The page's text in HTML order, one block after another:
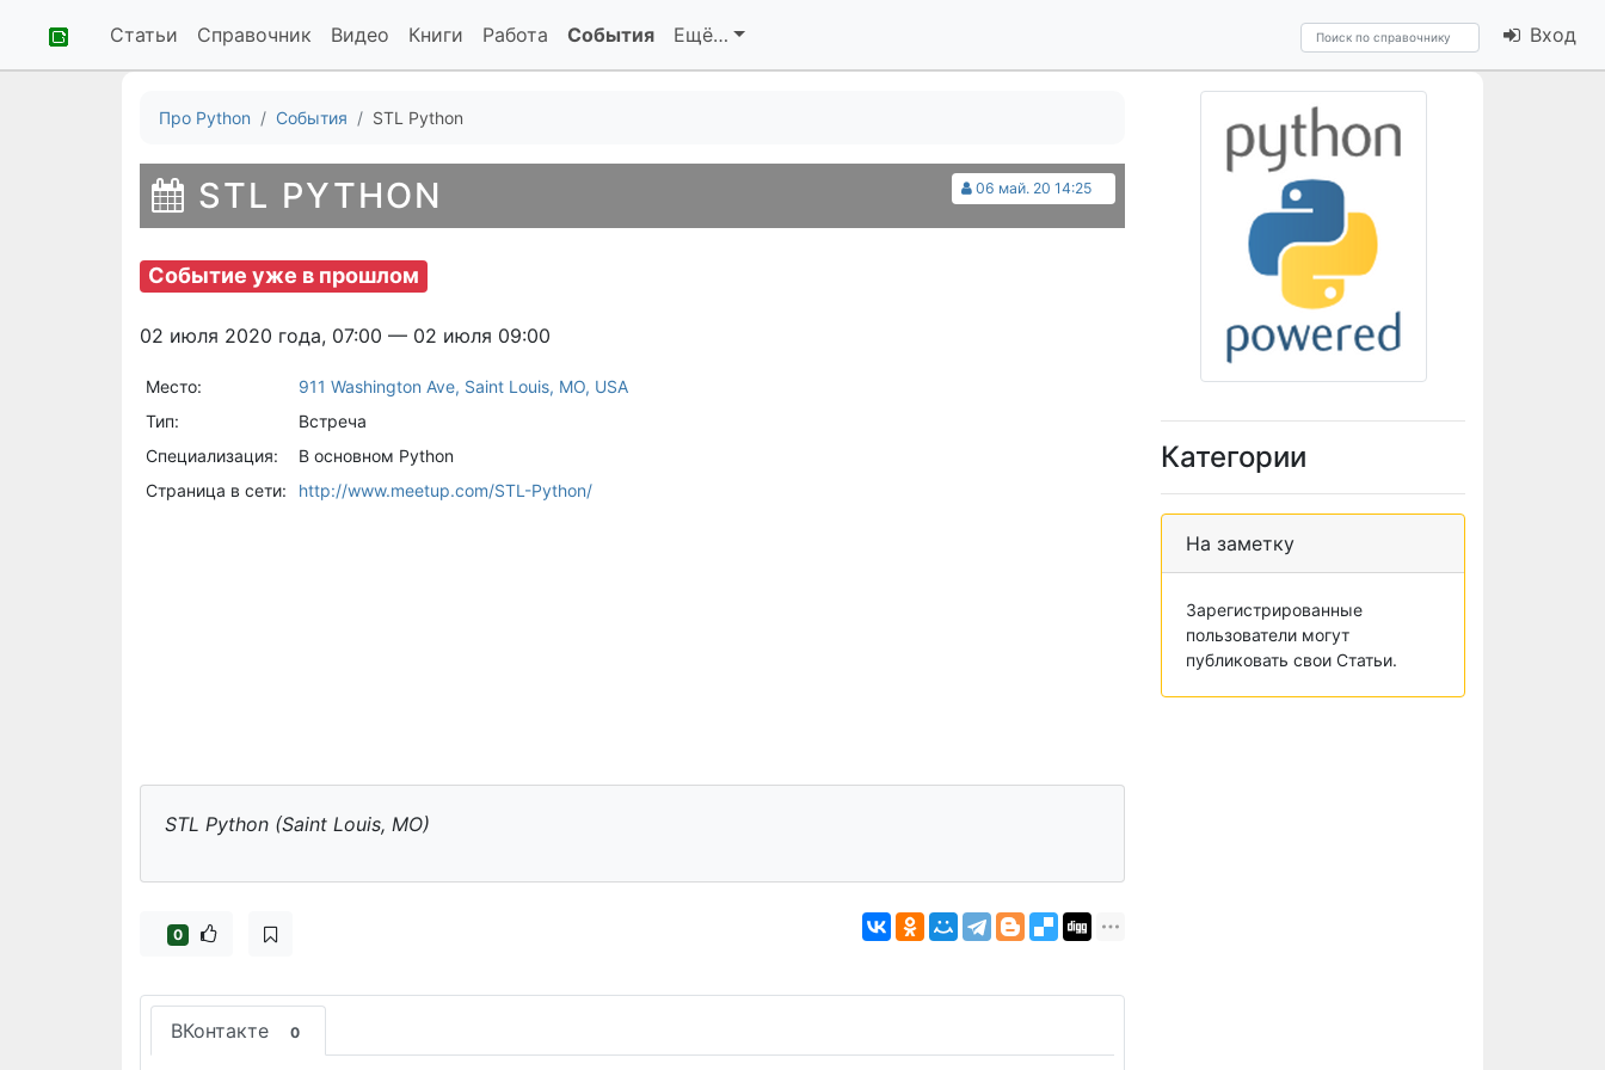
Статьи Справочник Видео Книги Работа События Ещё… Вход
Про Python События STL Python
06 май. 20 14:25
STL PYTHON
Событие уже в прошлом
02 июля 2020 года, 07:00 — 02 июля 09:00
Место:
911 Washington Ave, Saint Louis, MO, USA
Тип:
Встреча
Специализация:
В основном Python
Страница в сети:
http://www.meetup.com/STL-Python/
STL Python (Saint Louis, MO)
0
ВКонтакте 0
Категории
На заметку
Зарегистрированные
пользователи могут
публиковать свои Статьи.